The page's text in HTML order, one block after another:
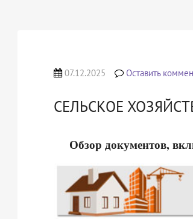
07.12.2025 Оставить
СЕЛЬСКОЕ
Обзор документов,